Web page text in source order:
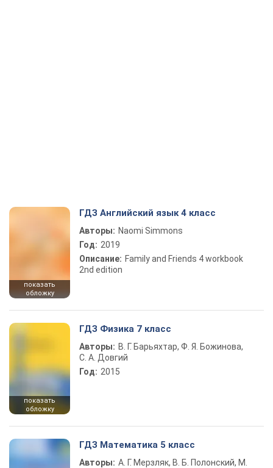
показать
обложку
ГДЗ Английский язык 4 класс
Авторы: Naomi Simmons
Год: 2019
Описание: Family and Friends 4 workbook
2nd edition
показать
обложку
ГДЗ Физика 7 класс
Авторы: В. Г. Барьяхтар, Ф. Я. Божинова,
С. А. Довгий
Год: 2015
ГДЗ Математика 5 класс
Авторы: А. Г. Мерзляк, В. Б. Полонский, М.